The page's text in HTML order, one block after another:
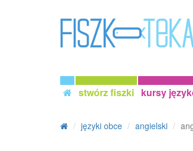
stwórz fiszki kursy
języki obce angielski